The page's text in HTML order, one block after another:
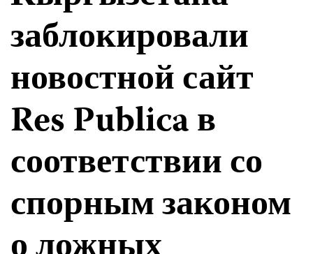
заблокировали
новостной сайт
Res Publica в
соответствии со
спорным законом